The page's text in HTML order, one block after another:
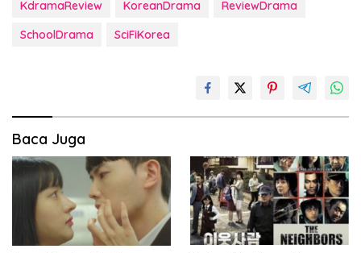
KdramaReview KoreanDrama
ReviewDrama
SchoolDrama
SciFiKorea
Baca Juga